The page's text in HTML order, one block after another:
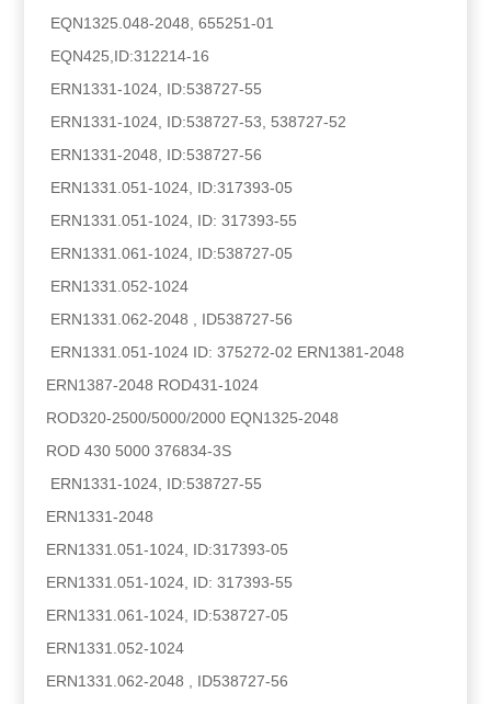
EQN1325.048-2048, 655251-01
EQN425,ID:312214-16
ERN1331-1024, ID:538727-55
ERN1331-1024, ID:538727-53, 538727-52
ERN1331-2048, ID:538727-56
ERN1331.051-1024, ID:317393-05
ERN1331.051-1024, ID: 317393-55
ERN1331.061-1024, ID:538727-05
ERN1331.052-1024
ERN1331.062-2048 , ID538727-56
ERN1331.051-1024 ID: 375272-02 ERN1381-2048
ERN1387-2048 ROD431-1024
ROD320-2500/5000/2000 EQN1325-2048
ROD 430 5000 376834-3S
ERN1331-1024, ID:538727-55
ERN1331-2048
ERN1331.051-1024, ID:317393-05
ERN1331.051-1024, ID: 317393-55
ERN1331.061-1024, ID:538727-05
ERN1331.052-1024
ERN1331.062-2048 , ID538727-56